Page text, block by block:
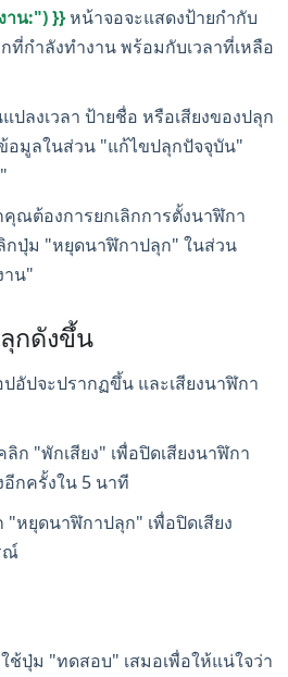
าน:") }}หน้าจอจะแสดงป้ายกำกับ
ที่กำลังทำงาน พร้อมกับเวลาที่เหลือ
แปลงเวลา ป้ายชื่อ หรือเสียงของปลุก
อมูลในส่วน "แก้ไขปลุกปัจจุบัน"
ณต้องการยกเลิกการตั้งนาฬิกา
กปุ่ม "หยุดนาฬิกาปลุก" ในส่วน
าน"
กดังขึ้น
อัปจะปรากฏขึ้น และเสียงนาฬิกา
ลิก "พักเสียง" เพื่อปิดเสียงนาฬิกา
กครั้งใน 5 นาที
"หยุดนาฬิกาปลุก" เพื่อปิดเสียง
ณ์
ใช้ปุ่ม "ทดสอบ" เสมอเพื่อให้แน่ใจว่า